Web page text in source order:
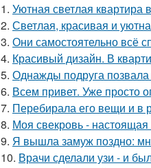
1. Уютная светлая квартира
2. Светлая, красивая и
3. Они самостоятельно всё
4. Красивый дизайн. В
5. Однажды подруга
6. Всем привет. Уже просто
7. Перебирала его вещи и в
8. Моя свекровь -
9. Я вышла замуж поздно:
10. Врачи сделали узи - и